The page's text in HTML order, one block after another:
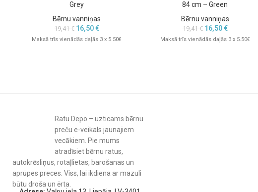
Grey
Bērnu vanniņas
19,41€ 16,50€
Maksā trīs vienādās daļās 3 x 5.50€
84 cm – Green
Bērnu vanniņas
19,41€ 16,50€
Maksā trīs vienādās daļās 3 x 5.50€
Ratu Depo – uzticams bērnu
preču e-veikals jaunajiem
vecākiem. Pie mums
atradīsiet bērnu ratus,
autokrēsliņus, rotaļlietas, barošanas un
aprūpes preces. Viss, lai ikdiena ar mazuli
būtu droša un ērta.